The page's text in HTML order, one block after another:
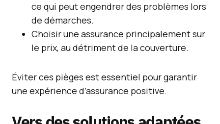
ce qui peut engendrer des problèmes lors
de démarches.
Choisir une assurance principalement sur
le prix, au détriment de la couverture.
Éviter ces pièges est essentiel pour garantir
une expérience d’assurance positive.